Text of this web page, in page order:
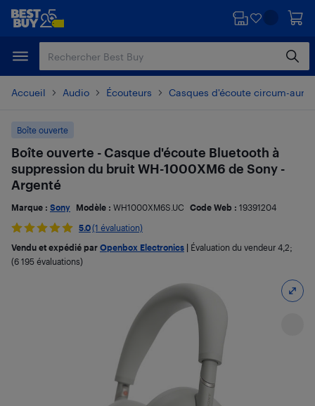
Passer
principal
Passer
Accueil Audio Écouteurs Casques d'écoute circum-
Boîte ouverte
Boîte ouverte - Casque d'écoute Bluetooth à
suppression du bruit WH-1000XM6 de Sony -
Argenté
Marque : Sony Modèle : WH1000XM6S.UC Code Web : 19391204
5.0(1 évaluation)
Vendu et expédié par Openbox Electronics Évaluation du vendeur 4,2;
(6 195 évaluations)